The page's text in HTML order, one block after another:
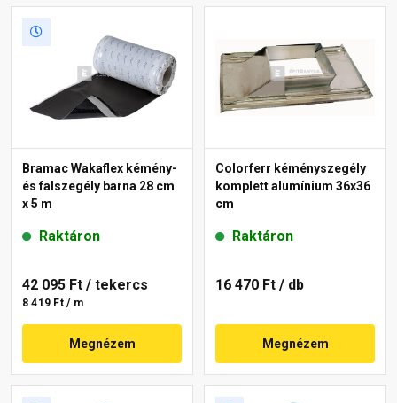
Bramac Wakaflex kémény-
és falszegély barna 28 cm
x 5 m
Raktáron
42 095 Ft / tekercs
8 419 Ft / m
Megnézem
Colorferr kéményszegély
komplett alumínium 36x36
cm
Raktáron
16 470 Ft / db
Megnézem